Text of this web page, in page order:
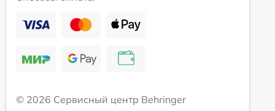
© 2026 Сервисный центр Behringer